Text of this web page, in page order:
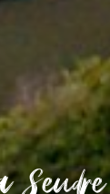
Seudre